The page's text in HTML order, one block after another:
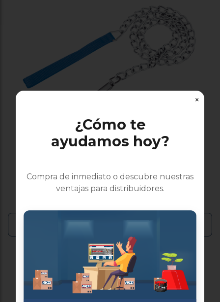
×
¿Cómo te
ayudamos hoy?
Compra de inmediato o descubre nuestras
ventajas para distribuidores.
cromada 4 mm x 1.20 m
color azul
Ver más